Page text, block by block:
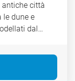
antiche città
le dune e
dal
con
intensi,